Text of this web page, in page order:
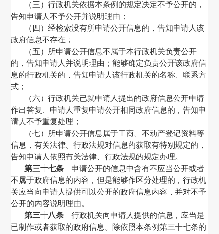
（三）行政机关依据本条例的规定决定不予公开的，
告知申请人不予公开并说明理由；
（四）经检索没有所申请公开信息的，告知申请人该
政府信息不存在；
（五）所申请公开信息不属于本行政机关负责公开
的，告知申请人并说明理由；能够确定负责公开该政府信
息的行政机关的，告知申请人该行政机关的名称、联系方
式；
（六）行政机关已就申请人提出的政府信息公开申请
作出答复、申请人重复申请公开相同政府信息的，告知申
请人不予重复处理；
（七）所申请公开信息属于工商、不动产登记资料等
信息，有关法律、行政法规对信息的获取有特别规定的，
告知申请人依照有关法律、行政法规的规定办理。
第三十七条 申请公开的信息中含有不应当公开或者
不属于政府信息的内容，但是能够作区分处理的，行政机
关应当向申请人提供可以公开的政府信息内容，并对不予
公开的内容说明理由。
第三十八条 行政机关向申请人提供的信息，应当是
已制作或者获取的政府信息。除依照本条例第三十七条的